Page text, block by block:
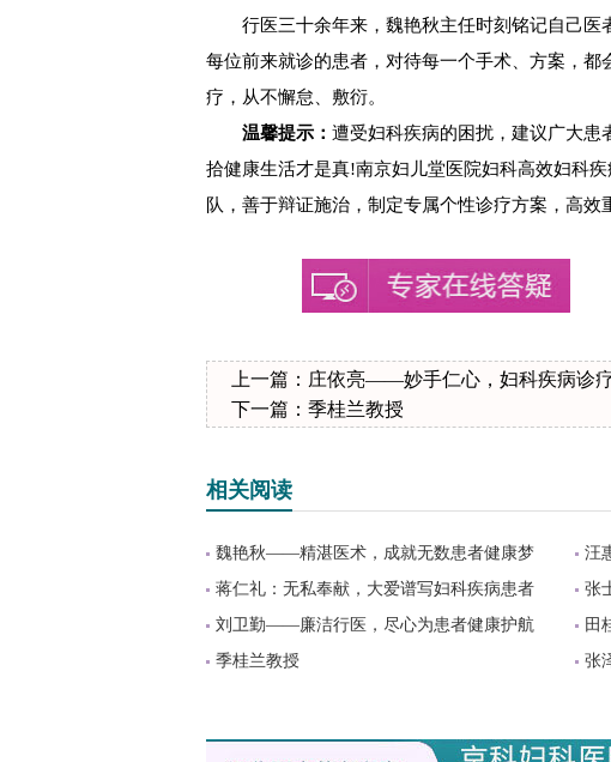
行医三十余年来，魏艳秋主任时刻铭记自己医
每位前来就诊的患者，对待每一个手术、方案，
疗，从不懈怠、敷衍。
温馨提示： 遭受妇科疾病的困扰，建议广大患
拾健康生活才是真!南京妇儿堂医院妇科高效妇科
队，善于辩证施治，制定专属个性诊疗方案，高
上一篇： 庄依亮——妙手仁心，妇科疾病诊
下一篇： 季桂兰教授
相关阅读
魏艳秋——精湛医术，成就无数患者健康梦
汪
蒋仁礼：无私奉献，大爱谱写妇科疾病患者
张
刘卫勤——廉洁行医，尽心为患者健康护航
田
季桂兰教授
张